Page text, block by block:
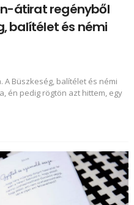
átirat regényből
balítélet és némi
A Büszkeség, balítélet és némi
én pedig rögtön azt hittem, egy